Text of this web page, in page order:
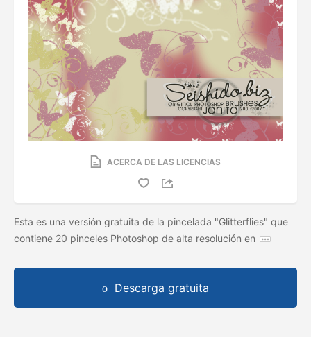
ACERCA DE LAS LICENCIAS
Esta es una versión gratuita de la pincelada "Glitterflies" que
contiene 20 pinceles Photoshop de alta resolución en
Descarga gratuita